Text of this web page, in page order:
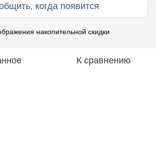
когда появится
накопительной скидки
К сравнению